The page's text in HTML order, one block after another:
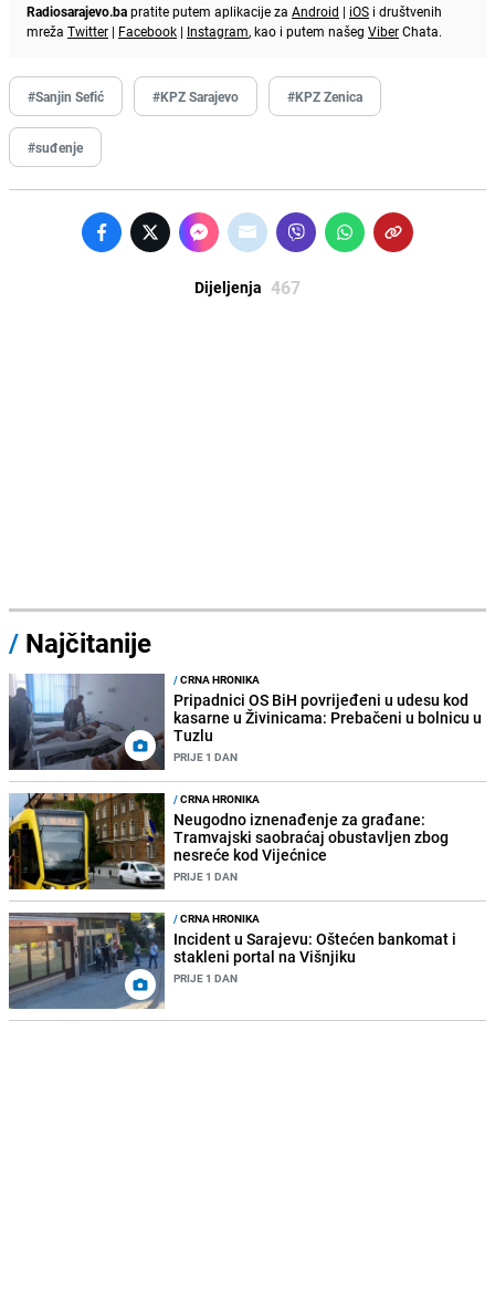
Radiosarajevo.bapratite putem aplikacije za Android | iOS i društvenih
mreža Twitter | Facebook | Instagram, kao i putem našeg ViberChata.
#Sanjin Sefić #KPZ Sarajevo #KPZ Zenica
#suđenje
Dijeljenja 467
/ Najčitanije
/CRNA HRONIKA
Pripadnici OS BiH povrijeđeni u udesu kod
kasarne u Živinicama: Prebačeni u bolnicu u
Tuzlu
PRIJE 1 DAN
/CRNA HRONIKA
Neugodno iznenađenje za građane:
Tramvajski saobraćaj obustavljen zbog
nesreće kod Vijećnice
PRIJE 1 DAN
/CRNA HRONIKA
Incident u Sarajevu: Oštećen bankomat i
stakleni portal na Višnjiku
PRIJE 1 DAN